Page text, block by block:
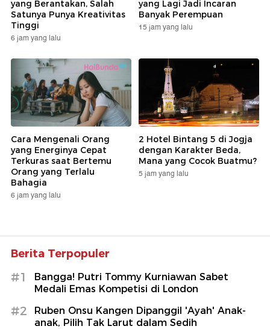
yang Berantakan, Salah
Satunya Punya Kreativitas
Tinggi
6 jam yang lalu
yang Lagi Jadi Incaran
Banyak Perempuan
15 jam yang lalu
Cara Mengenali Orang
yang Energinya Cepat
Terkuras saat Bertemu
Orang yang Terlalu
Bahagia
6 jam yang lalu
2 Hotel Bintang 5 di Jogja
dengan Karakter Beda,
Mana yang Cocok Buatmu?
5 jam yang lalu
Berita Terpopuler
#1
Bangga! Putri Tommy Kurniawan Sabet
Medali Emas Kompetisi di London
#2
Ruben Onsu Kangen Dipanggil 'Ayah' Anak-
anak, Pilih Tak Larut dalam Sedih